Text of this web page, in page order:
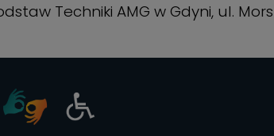
Techniki AMG w Gdyni, ul.